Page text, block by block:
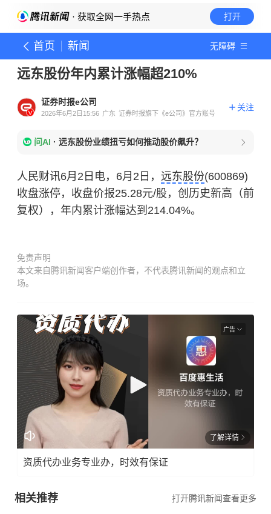
· 获取全网一手热点 打开
首页 新闻 无障碍
远东股份年内累计涨幅超210%
证券时报e公司
2026年6月2日15:56 广东 证券时报旗下《e公司》官方账号
关注
问AI · 远东股份业绩扭亏如何推动股价飙升？
人民财讯6月2日电，6月2日， 远东股份(600869)
收盘涨停，收盘价报25.28元/股，创历史新高（前
复权），年内累计涨幅达到214.04%。
免责声明
本文来自腾讯新闻客户端创作者，不代表腾讯新闻的观点和立
场。
广告
了解详情
资质代办业务专业办，时效有保证
相关推荐 打开腾讯新闻查看更多